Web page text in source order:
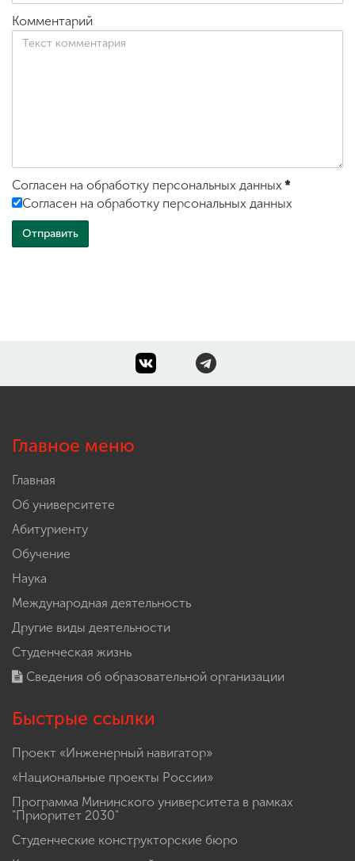
Комментарий
Согласен на обработку персональных данных *
Согласен на обработку персональных данных
Главное меню
Главная
Об университете
Абитуриенту
Обучение
Наука
Международная деятельность
Другие виды деятельности
Студенческая жизнь
Сведения об образовательной организации
Быстрые ссылки
Проект «Инженерный навигатор»
«Национальные проекты России»
Программа Мининского университета в рамках
"Приоритет 2030"
Студенческие конструкторские бюро